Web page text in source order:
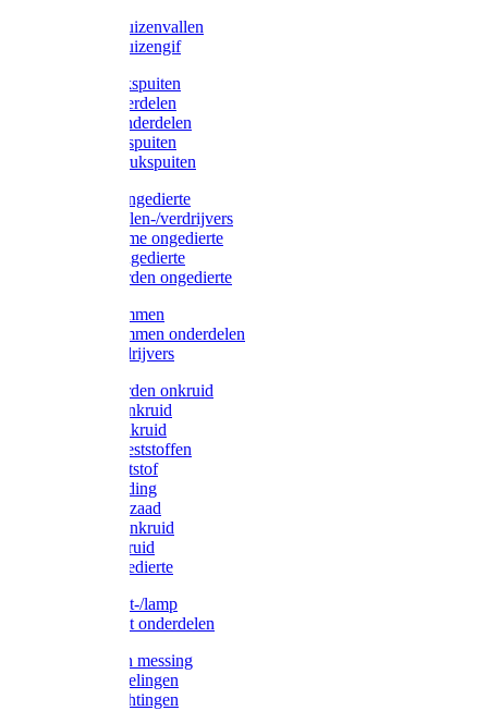
Ratten / Muizenvallen
Ratten / Muizengif
Gloria drukspuiten
Gloria onderdelen
Gardena onderdelen
Dario drukspuiten
Gardena drukspuiten
Diversen ongedierte
Insectenvallen-/verdrijvers
Protect Home ongedierte
Solabiol ongedierte
Protect Garden ongedierte
Mollenklemmen
Mollenklemmen onderdelen
Mollenverdrijvers
Protect Garden onkruid
Diversen onkruid
Solabiol onkruid
Solabiol meststoffen
Pokon meststof
Pokon voeding
Pokon graszaad
Roundup onkruid
Pokon onkruid
Pokon ongedierte
Vliegenkast-/lamp
Vliegenkast onderdelen
Zuigkorven messing
Geka koppelingen
Geka afdichtingen